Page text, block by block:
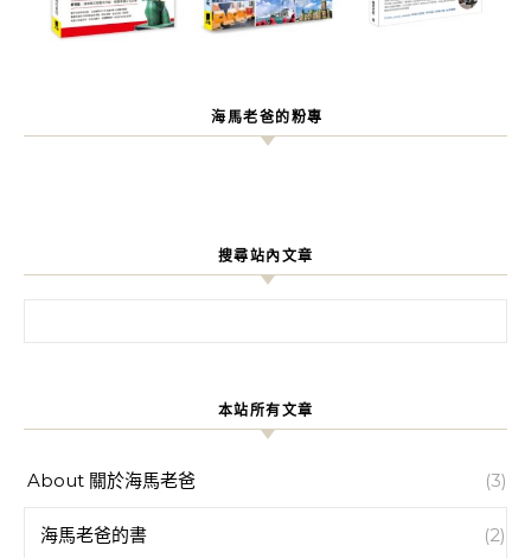
海馬老爸的粉專
搜尋站內文章
本站所有文章
About 關於海馬老爸 (3)
海馬老爸的書 (2)